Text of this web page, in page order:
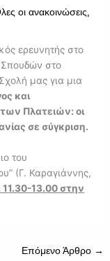
οι ανακοινώσεις,
ερευνητής στο
Σπουδών στο
μας για μια
και
Πλατειών: οι
σε σύγκριση.
του
(Γ. Καραγιάννης,
13.00 στην
Επόμενο Άρθρο →